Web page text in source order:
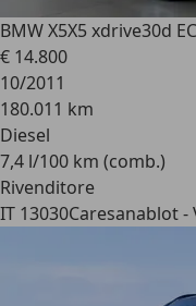
BMW X5X5 xdrive30d
€ 14.800
10/2011
180.011 km
Diesel
7,4 l/100 km (comb.)
Rivenditore
IT 13030Caresanablot -